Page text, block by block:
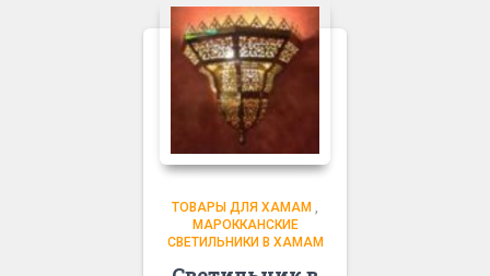
ТОВАРЫ ДЛЯ ХАМАМ ,
МАРОККАНСКИЕ
СВЕТИЛЬНИКИ В ХАМАМ